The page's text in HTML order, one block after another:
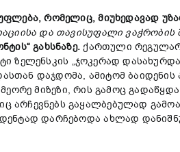
,რომელიც,მიუხედავად
ისა და თავისუფალი ვაჭრობის
“გახსნაზე.ქართული
ზელენსკის „ჯოკერად
დაჯდომა, ამიტომ
მიზეზი, რის გამოც
გაყალბებულად
დარჩებოდა ახლად